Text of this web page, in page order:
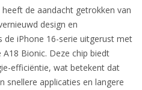
de aandacht getrokken van
design en
de iPhone 16-serie uitgerust met
Bionic. Deze chip biedt
efficiëntie, wat betekent dat
snellere applicaties en langere